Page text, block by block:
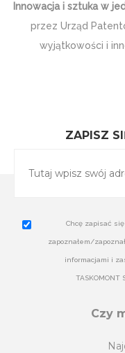
Innowacja i sztuka w
przez Urząd
wyjątkowości i
ZAPISZ
Chcę zapisać
zapoznałem/
informacjami i
TASKOMONT
Czy